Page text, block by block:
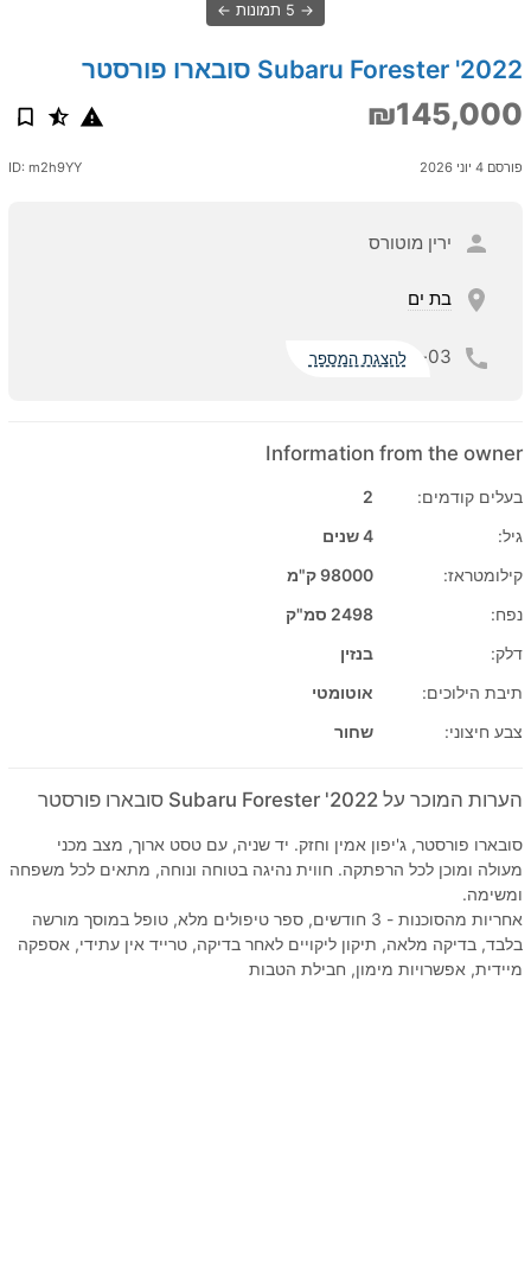
5 תמונות
2022' Subaru Forester סובארו פורסטר
₪145,000
פורסם 4 יוני 2026 ID: m2h9YY
ירין מוטורס
בת ים
03- להצגת המספר
Information from the owner
בעלים קודמים:
2
גיל:
4 שנים
קילומטראז:
98000 ק"מ
נפח:
2498 סמ"ק
דלק:
בנזין
תיבת הילוכים:
אוטומטי
צבע חיצוני:
שחור
הערות המוכר על 2022' Subaru Forester סובארו פורסטר
סובארו פורסטר, ג'יפון אמין וחזק. יד שניה, עם טסט ארוך, מצב מכני
מעולה ומוכן לכל הרפתקה. חווית נהיגה בטוחה ונוחה, מתאים לכל משפחה
ומשימה.
אחריות מהסוכנות - 3 חודשים, ספר טיפולים מלא, טופל במוסך מורשה
בלבד, בדיקה מלאה, תיקון ליקויים לאחר בדיקה, טרייד אין עתידי, אספקה
מיידית, אפשרויות מימון, חבילת הטבות